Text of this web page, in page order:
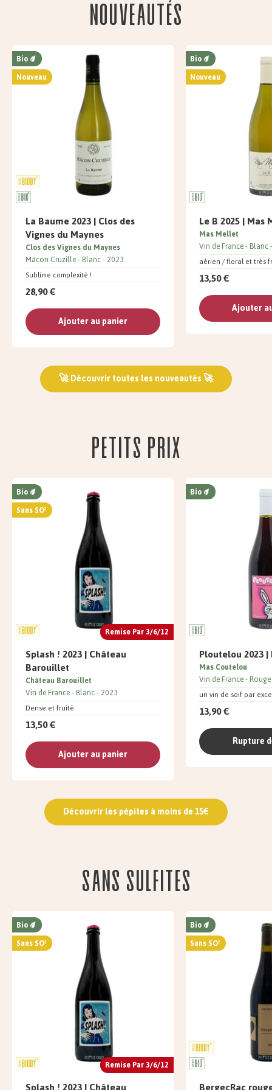
Nouveautés
Bio
Nouveau
La Baume 2023 | Clos des
Vignes du Maynes
Sublime complexité !
Clos des Vignes du Maynes
Mâcon Cruzille Blanc 2023
28,90 €
Ajouter au panier
Bio
Nouveau
Le B 2025 | Mas
aérien / floral et très
Mas Mellet
Vin de France Blanc
13,50 €
Ajouter
🚀 Découvrir toutes les nouveautés 🚀
Petits prix
Remise Par 3/6/12
Bio
Sans SO²
Splash ! 2023 | Château
Barouillet
Dense et fruité
Château Barouillet
Vin de France Blanc 2023
13,50 €
Ajouter au panier
Bio
Ploutelou 2023
un vin de soif par
Mas Coutelou
Vin de France Rouge
13,90 €
Rupture
Découvrir les pépites à moins de 15€
Sans sulfites
Remise Par 3/6/12
Bio
Sans SO²
Bio
Sans SO²